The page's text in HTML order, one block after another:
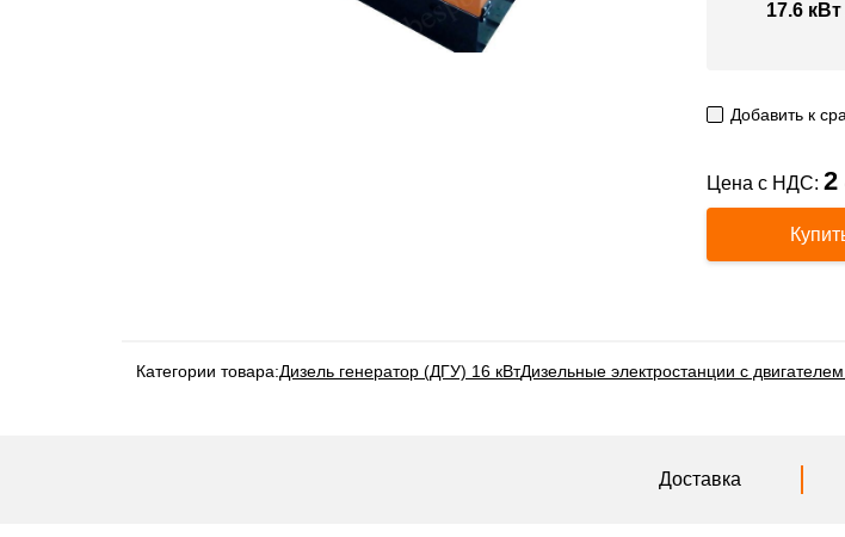
17.6
Добавить к
Цена с НДС: 2
Категории товара:Дизель генератор (ДГУ) 16 кВтДизельные электростанции с
Доставка